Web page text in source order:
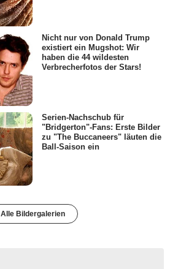
Nicht nur von Donald Trump
existiert ein Mugshot: Wir
haben die 44 wildesten
Verbrecherfotos der Stars!
Serien-Nachschub für
"Bridgerton"-Fans: Erste Bilder
zu "The Buccaneers" läuten die
Ball-Saison ein
Alle Bildergalerien